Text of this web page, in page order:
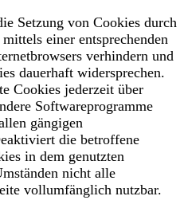
Setzung von Cookies durch
einer entsprechenden
verhindern und
dauerhaft widersprechen.
Cookies jederzeit über
Softwareprogramme
gängigen
die betroffene
in dem genutzten
nicht alle
vollumfänglich nutzbar.